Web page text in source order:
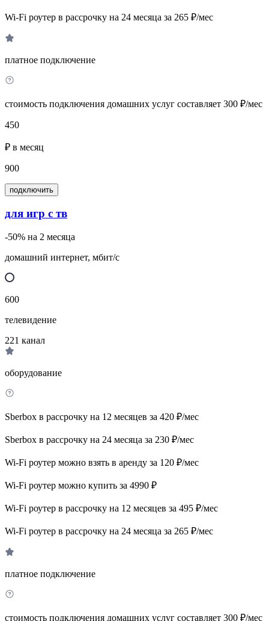
Wi-Fi роутер в рассрочку на 24 месяца за 265 ₽/мес
платное подключение
стоимость подключения домашних услуг составляет 300 ₽/мес
450
₽ в месяц
900
подключить
для игр с тв
-50% на 2 месяца
домашний интернет, мбит/с
600
телевидение
221 канал
оборудование
Sberbox в рассрочку на 12 месяцев за 420 ₽/мес
Sberbox в рассрочку на 24 месяца за 230 ₽/мес
Wi-Fi роутер можно взять в аренду за 120 ₽/мес
Wi-Fi роутер можно купить за 4990 ₽
Wi-Fi роутер в рассрочку на 12 месяцев за 495 ₽/мес
Wi-Fi роутер в рассрочку на 24 месяца за 265 ₽/мес
платное подключение
стоимость подключения домашних услуг составляет 300 ₽/мес